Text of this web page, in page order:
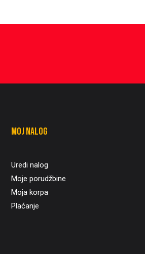
Moj nalog
Uredi nalog
Moje porudžbine
Moja korpa
Plaćanje